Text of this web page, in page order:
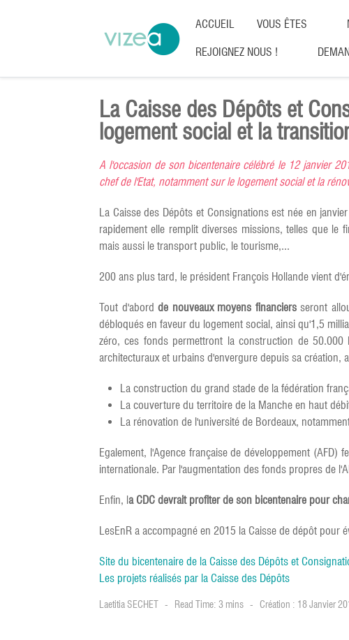
ACCUEIL VOUS ÊTES
REJOIGNEZ NOUS !
La Caisse des Dépôts et
logement social et la
A l'occasion de son bicentenaire célébré le 12 janvier
chef de l'Etat, notamment sur le logement social et la
La Caisse des Dépôts et Consignations est née en
rapidement elle remplit diverses missions, telles que le
mais aussi le transport public, le tourisme,...
200 ans plus tard, le président François Hollande vient
Tout d'abordde nouveaux moyens financiersseront
débloqués en faveur du logement social, ainsi qu'1,5
zéro, ces fonds permettront la construction de
architecturaux et urbains d'envergure depuis sa création,
La construction du grand stade de la fédération
La couverture du territoire de la Manche en haut
La rénovation de l'université de Bordeaux,
Egalement, l'Agence française de développement (AFD)
internationale. Par l'augmentation des fonds propres de
Enfin, la CDC devrait profiter de son bicentenaire pour
LesEnR a accompagné en 2015 la Caisse de dépôt pour
Site du bicentenaire de la Caisse des Dépôts et
Les projets réalisés par la Caisse des Dépôts
Laetitia SECHET Read Time: 3 mins Création : 18 Janvier